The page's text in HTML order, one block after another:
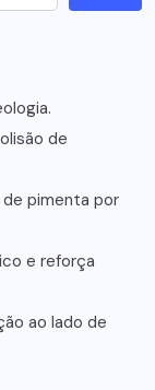
de
pimenta por
e reforça
ao lado de